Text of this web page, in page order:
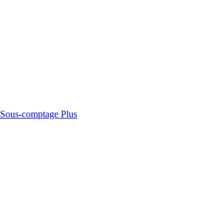
Sous-comptage Plus